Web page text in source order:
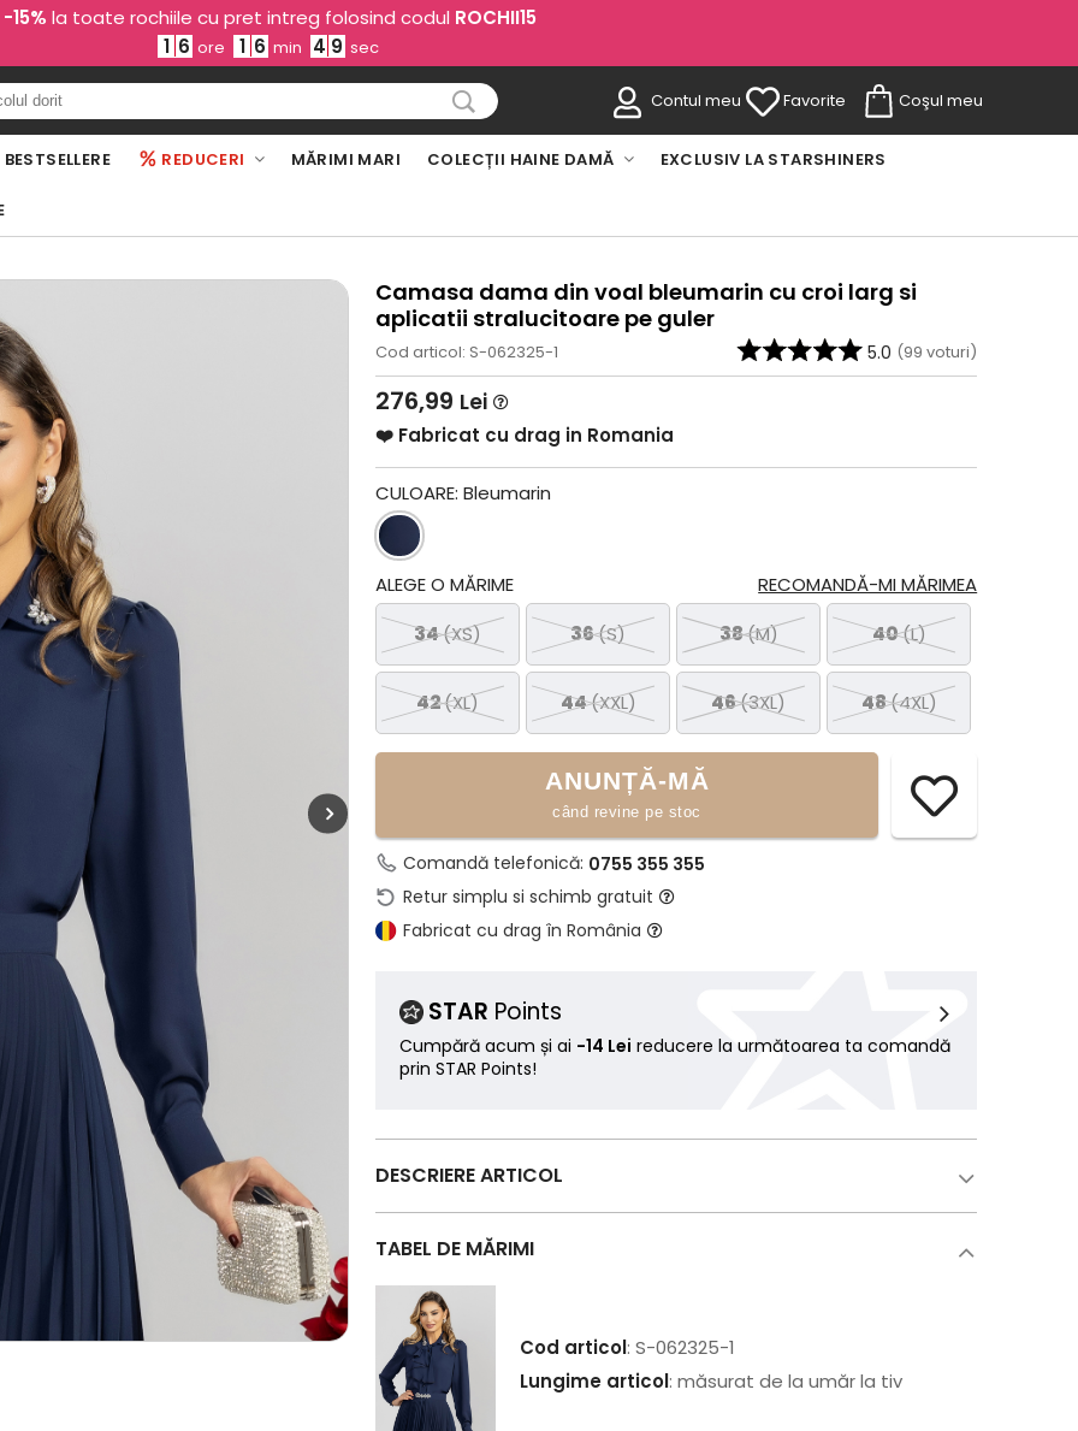
-15% la toate rochiile cu pret intreg folosind codul ROCHII15
1 6 ore 1 6 min 4 8 sec
Contul meu Favorite Coşul meu
BESTSELLERE REDUCERI MĂRIMI MARI COLECȚII HAINE DAMĂ EXCLUSIV LA STARSHINERS
Camasa dama din voal bleumarin cu croi larg si
aplicatii stralucitoare pe guler
Cod articol: S-062325-1 5.0 (99 voturi)
276,99 Lei
❤️ Fabricat cu drag in Romania
CULOARE:Bleumarin
RECOMANDĂ-MI MĂRIMEA
ALEGE O MĂRIME
34(XS) 36(S) 38(M) 40(L)
42(XL) 44(XXL) 46(3XL) 48(4XL)
ANUNȚĂ-MĂ
când revine pe stoc
Comandă telefonică: 0755 355 355
Retur simplu si schimb gratuit
Fabricat cu drag în România
STAR Points
Cumpără acum și ai -14 Lei reducere la următoarea ta comandă
prin STAR Points!
DESCRIERE ARTICOL
TABEL DE MĂRIMI
Cod articol: S-062325-1
Lungime articol: măsurat de la umăr la tiv